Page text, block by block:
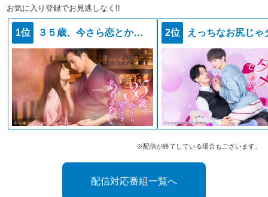
お気に入り登録でお見逃しなく!!
1位 ３５歳、今さら恋とかありえない 2位
※配信が終了している場合もございます。
配信対応番組一覧へ